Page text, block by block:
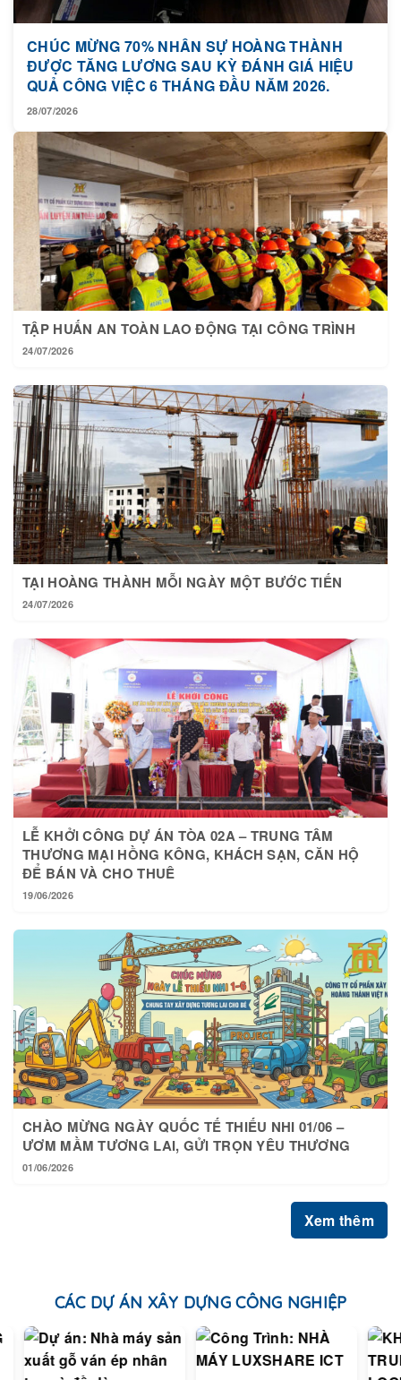
CHÚC MỪNG 70% NHÂN SỰ HOÀNG THÀNH
ĐƯỢC TĂNG LƯƠNG SAU KỲ ĐÁNH GIÁ HIỆU
QUẢ CÔNG VIỆC 6 THÁNG ĐẦU NĂM 2026.
28/07/2026
TẬP HUẤN AN TOÀN LAO ĐỘNG TẠI CÔNG TRÌNH
24/07/2026
TẠI HOÀNG THÀNH MỖI NGÀY MỘT BƯỚC TIẾN
24/07/2026
LỄ KHỞI CÔNG DỰ ÁN TÒA 02A – TRUNG TÂM
THƯƠNG MẠI HỒNG KÔNG, KHÁCH SẠN, CĂN HỘ
ĐỂ BÁN VÀ CHO THUÊ
19/06/2026
CHÀO MỪNG NGÀY QUỐC TẾ THIẾU NHI 01/06 –
ƯƠM MẦM TƯƠNG LAI, GỬI TRỌN YÊU THƯƠNG
01/06/2026